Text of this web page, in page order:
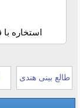
استخاره با
طالع بینی هندی